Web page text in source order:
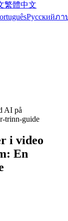
繁體中文
Русскийภา
AI på
trinn-guide
i video
En